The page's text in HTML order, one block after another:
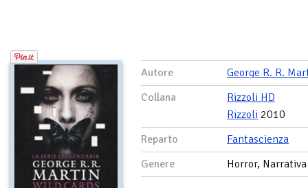
Autore
George R. R.
Collana
Rizzoli HD
Rizzoli 2010
Reparto
Fantascienza
Genere
Horror, Narrativa